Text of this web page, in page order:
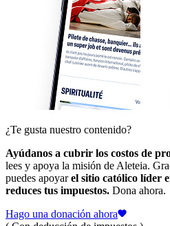
¿Te gusta nuestro contenido?
Ayúdanos a cubrir los costos de
lees y apoya la misión de Aleteia.
puedes apoyarel sitio católico líder
reduces tus impuestos. Dona ahora.
Hago una donación ahora